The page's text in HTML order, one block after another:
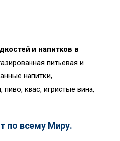
и напитков в
питьевая и
напитки,
пиво, квас, игристые вина,
по всему Миру.